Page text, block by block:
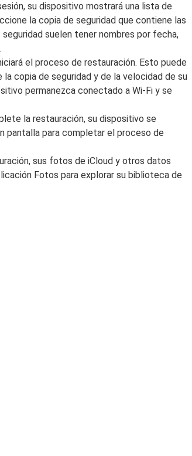
su dispositivo mostrará una lista de
la copia de seguridad que contiene las
suelen tener nombres por fecha,
el proceso de restauración. Esto puede
copia de seguridad y de la velocidad de su
permanezca conectado a Wi-Fi y se
la restauración, su dispositivo se
pantalla para completar el proceso de
sus fotos de iCloud y otros datos
Fotos para explorar su biblioteca de